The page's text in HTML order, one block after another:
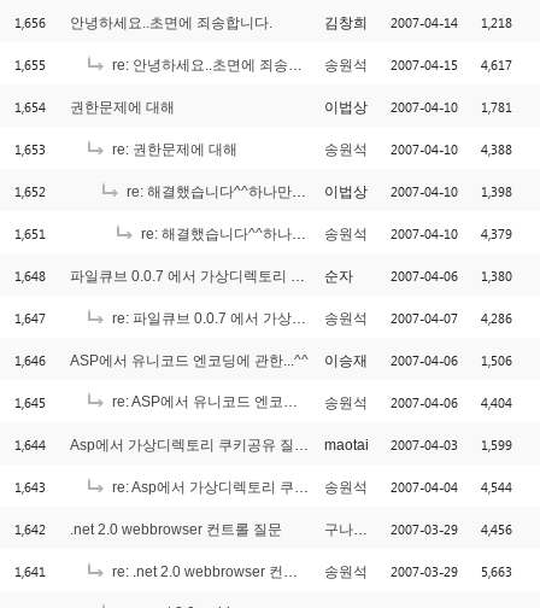
1,656 안녕하세요..초면에 죄송합니다. 김창희 2007-04-14 1,218
1,655 re: 안녕하세요..초면에 죄송합니다. 송원석 2007-04-15 4,617
1,654 권한문제에 대해 이법상 2007-04-10 1,781
1,653 re: 권한문제에 대해 송원석 2007-04-10 4,388
1,652 re: 해결했습니다^^하나만더 여쭤볼께요 이법상 2007-04-10 1,398
1,651 re: 해결했습니다^^하나만더 여쭤볼께요 송원석 2007-04-10 4,379
1,648 파일큐브 0.0.7 에서 가상디렉토리 설정 순자 2007-04-06 1,380
1,647 re: 파일큐브 0.0.7 에서 가상디렉토리 설정 송원석 2007-04-07 4,286
1,646 ASP에서 유니코드 엔코딩에 관한...^^ 이승재 2007-04-06 1,506
1,645 re: ASP에서 유니코드 엔코딩에 관한...^^ 송원석 2007-04-06 4,404
1,644 Asp에서 가상디렉토리 쿠키공유 질문 드립니다. maotai 2007-04-03 1,599
1,643 re: Asp에서 가상디렉토리 쿠키공유 질문 드립니다. 송원석 2007-04-04 4,544
1,642 .net 2.0 webbrowser 컨트롤 질문 구나구나 2007-03-29 4,456
1,641 re: .net 2.0 webbrowser 컨트롤 질문 송원석 2007-03-29 5,663